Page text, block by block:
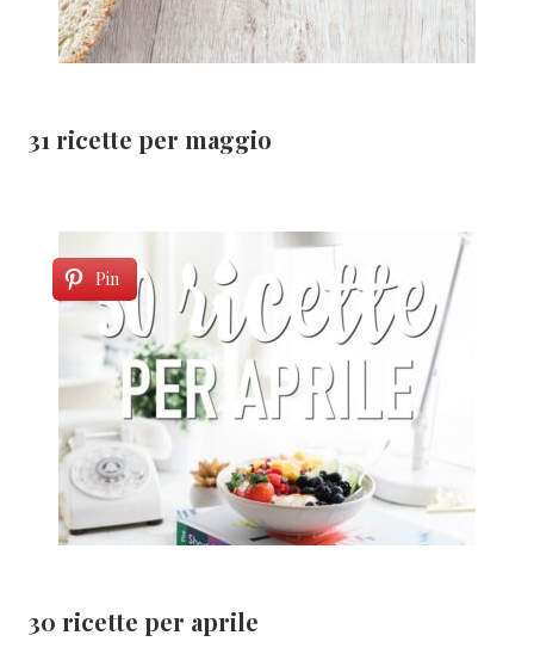
31 ricette per maggio
Pin
30 ricette per aprile